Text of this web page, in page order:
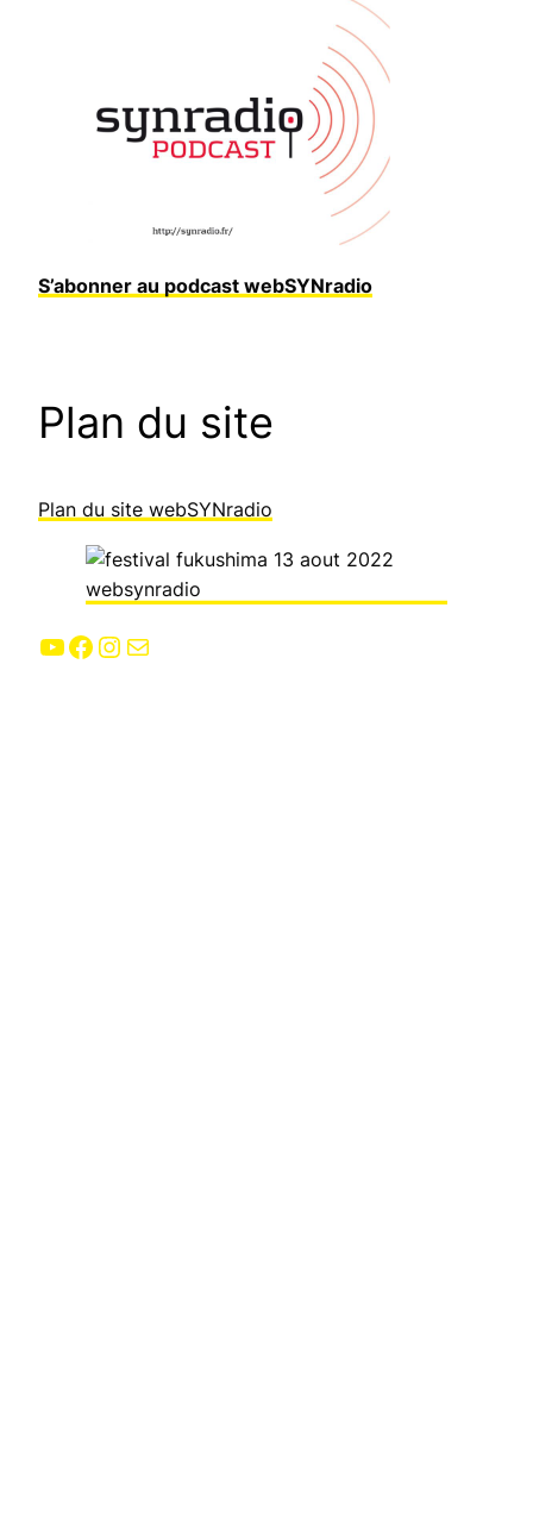
S’abonner au podcast webSYNradio
Plan du site
Plan du site webSYNradio
YouTube Facebook Instagram E-mail